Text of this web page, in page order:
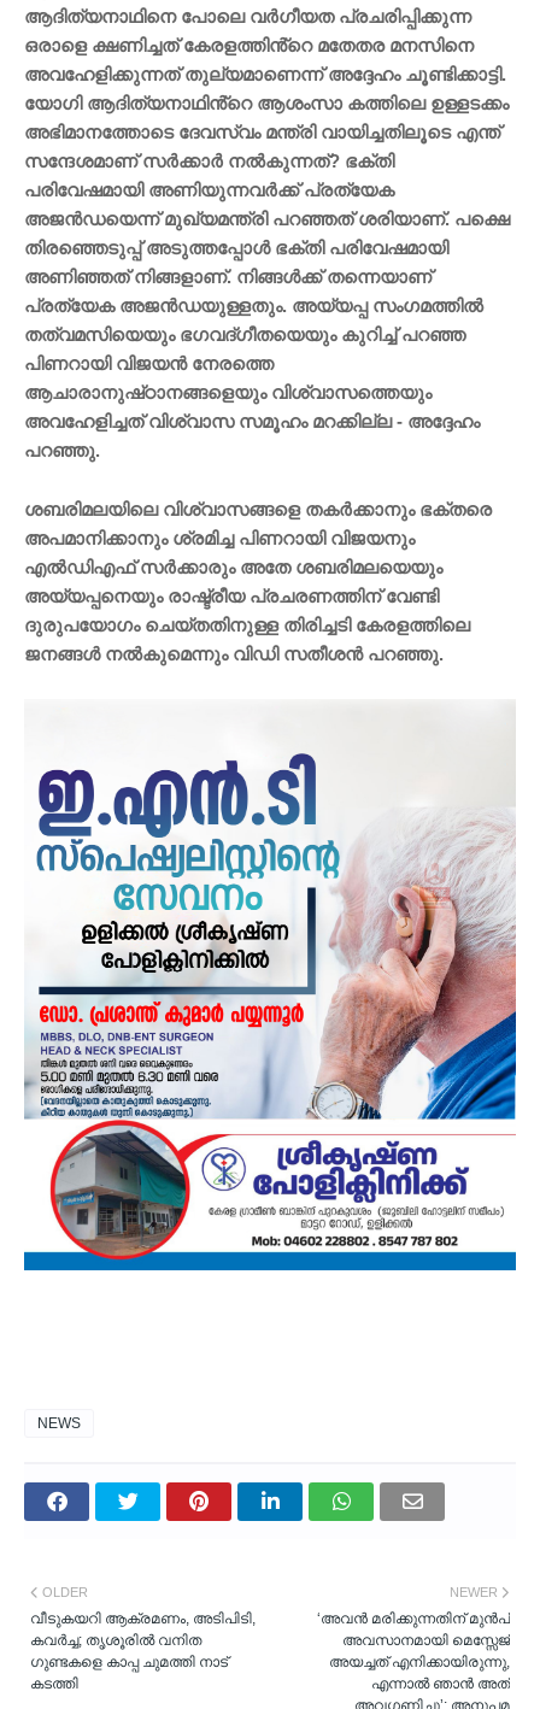
ആദിത്യനാഥിനെ പോലെ വർഗീയത പ്രചരിപ്പിക്കുന്ന
ഒരാളെ ക്ഷണിച്ചത് കേരളത്തിൻ്റെ മതേതര മനസിനെ
അവഹേളിക്കുന്നത് തുല്യമാണെന്ന് അദ്ദേഹം ചൂണ്ടിക്കാട്ടി.
യോഗി ആദിത്യനാഥിൻ്റെ ആശംസാ കത്തിലെ ഉള്ളടക്കം
അഭിമാനത്തോടെ ദേവസ്വം മന്ത്രി വായിച്ചതിലൂടെ എന്ത്
സന്ദേശമാണ് സർക്കാർ നൽകുന്നത്? ഭക്തി
പരിവേഷമായി അണിയുന്നവർക്ക് പ്രത്യേക
അജൻഡയെന്ന് മുഖ്യമന്ത്രി പറഞ്ഞത് ശരിയാണ്. പക്ഷെ
തിരഞ്ഞെടുപ്പ് അടുത്തപ്പോൾ ഭക്തി പരിവേഷമായി
അണിഞ്ഞത് നിങ്ങളാണ്. നിങ്ങൾക്ക് തന്നെയാണ്
പ്രത്യേക അജൻഡയുള്ളതും. അയ്യപ്പ സംഗമത്തിൽ
തത്വമസിയെയും ഭഗവദ്ഗീതയെയും കുറിച്ച് പറഞ്ഞ
പിണറായി വിജയൻ നേരത്തെ
ആചാരാനുഷ്‌ഠാനങ്ങളെയും വിശ്വാസത്തെയും
അവഹേളിച്ചത് വിശ്വാസ സമൂഹം മറക്കില്ല - അദ്ദേഹം
പറഞ്ഞു.
ശബരിമലയിലെ വിശ്വാസങ്ങളെ തകർക്കാനും ഭക്തരെ
അപമാനിക്കാനും ശ്രമിച്ച പിണറായി വിജയനും
എൽഡിഎഫ് സർക്കാരും അതേ ശബരിമലയെയും
അയ്യപ്പനെയും രാഷ്ട്രീയ പ്രചരണത്തിന് വേണ്ടി
ദുരുപയോഗം ചെയ്തതിനുള്ള തിരിച്ചടി കേരളത്തിലെ
ജനങ്ങൾ നൽകുമെന്നും വിഡി സതീശൻ പറഞ്ഞു.
NEWS
NEWER
‘അവൻ മരിക്കുന്നതിന് മുൻപ്
അവസാനമായി മെസ്സേജ്
അയച്ചത് എനിക്കായിരുന്നു,
എന്നാല്‍ ഞാൻ അത്
അവഗണിച്ചു’: അനുപമ
OLDER
വീടുകയറി ആക്രമണം, അടിപിടി,
കവർച്ച; തൃശൂരിൽ വനിത
ഗുണ്ടകളെ കാപ്പ ചുമത്തി നാട്
കടത്തി